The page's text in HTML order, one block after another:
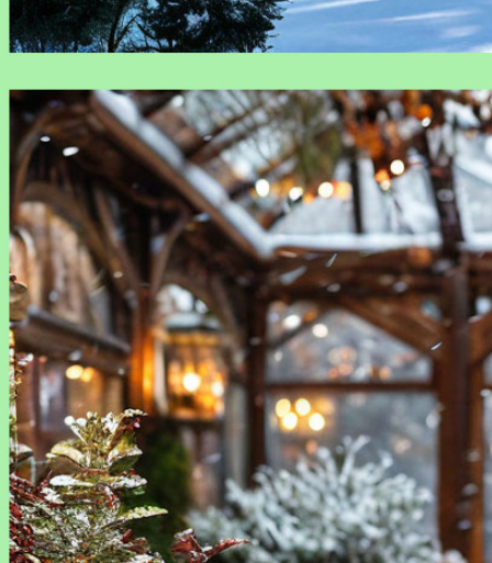
Растения, которые не боятся морозов: подборка для
вашего сада